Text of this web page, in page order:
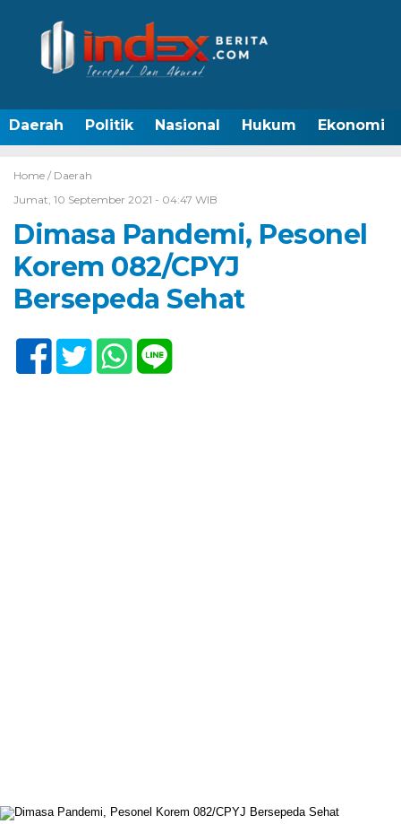
Daerah Politik Nasional Hukum Ekonomi
Home / Daerah
Jumat, 10 September 2021 - 04:47 WIB
Dimasa Pandemi, Pesonel
Korem 082/CPYJ
Bersepeda Sehat